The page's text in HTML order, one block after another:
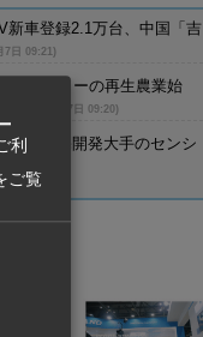
新車登録2.1万台、中国「吉
7日 09:21)
がコーヒーの再生農業始
提携
(8月7日 09:20)
産、住宅開発大手のセンシ
利
ご覧